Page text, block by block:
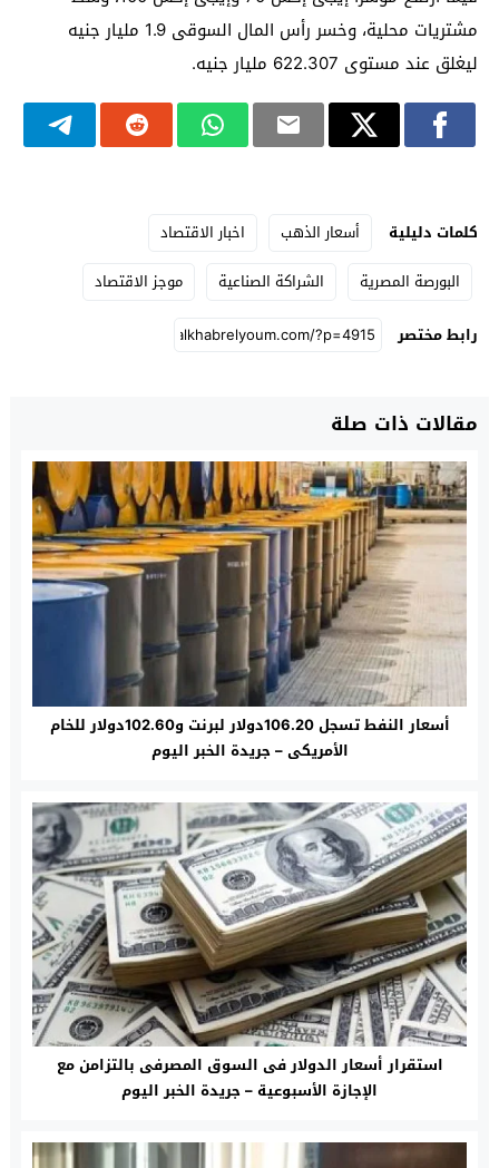
مشتريات محلية، وخسر رأس المال السوقى 1.9 مليار جنيه
ليغلق عند مستوى 622.307 مليار جنيه.
كلمات دليلية أسعار الذهب
اخبار الاقتصاد
البورصة المصرية
الشراكة الصناعية
موجز الاقتصاد
رابط مختصر
مقالات ذات صلة
أسعار النفط تسجل 106.20دولار لبرنت و102.60دولار للخام
الأمريكى – جريدة الخبر اليوم
استقرار أسعار الدولار فى السوق المصرفى بالتزامن مع
الإجازة الأسبوعية – جريدة الخبر اليوم